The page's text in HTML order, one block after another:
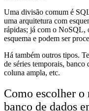
Uma divisão comum é
uma arquitetura com
rápidas; já com o NoSQL,
esquema e podem ser
Há também outros tipos.
de séries temporais, banco
coluna ampla, etc.
Como escolher
banco de dados